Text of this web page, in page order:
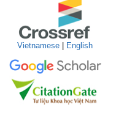
Vietnamese English